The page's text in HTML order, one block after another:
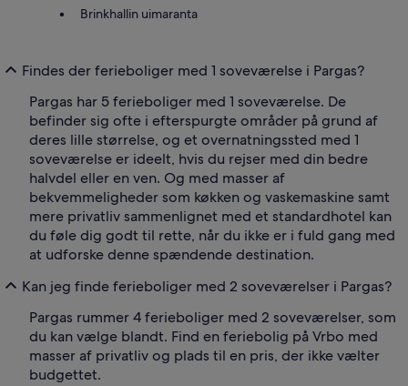
Brinkhallin uimaranta
Findes der ferieboliger med 1 soveværelse i Pargas?
Pargas har 5 ferieboliger med 1 soveværelse. De
befinder sig ofte i efterspurgte områder på grund af
deres lille størrelse, og et overnatningssted med 1
soveværelse er ideelt, hvis du rejser med din bedre
halvdel eller en ven. Og med masser af
bekvemmeligheder som køkken og vaskemaskine samt
mere privatliv sammenlignet med et standardhotel kan
du føle dig godt til rette, når du ikke er i fuld gang med
at udforske denne spændende destination.
Kan jeg finde ferieboliger med 2 soveværelser i Pargas?
Pargas rummer 4 ferieboliger med 2 soveværelser, som
du kan vælge blandt. Find en feriebolig på Vrbo med
masser af privatliv og plads til en pris, der ikke vælter
budgettet.